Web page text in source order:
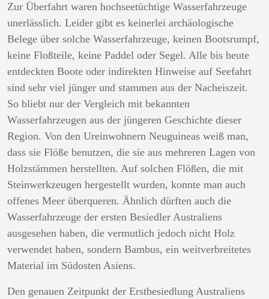
Zur Überfahrt waren hochseetüchtige Wasserfahrzeuge
unerlässlich. Leider gibt es keinerlei archäologische
Belege über solche Wasserfahrzeuge, keinen Bootsrumpf,
keine Floßteile, keine Paddel oder Segel. Alle bis heute
entdeckten Boote oder indirekten Hinweise auf Seefahrt
sind sehr viel jünger und stammen aus der Nacheiszeit.
So bliebt nur der Vergleich mit bekannten
Wasserfahrzeugen aus der jüngeren Geschichte dieser
Region. Von den Ureinwohnern Neuguineas weiß man,
dass sie Flöße benutzen, die sie aus mehreren Lagen von
Holzstämmen herstellten. Auf solchen Flößen, die mit
Steinwerkzeugen hergestellt wurden, konnte man auch
offenes Meer überqueren. Ähnlich dürften auch die
Wasserfahrzeuge der ersten Besiedler Australiens
ausgesehen haben, die vermutlich jedoch nicht Holz
verwendet haben, sondern Bambus, ein weitverbreitetes
Material im Südosten Asiens.
Den genauen Zeitpunkt der Erstbesiedlung Australiens